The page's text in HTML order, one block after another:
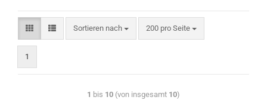
Sortieren nach 200 pro Seite
1
1 bis 10 (von insgesamt 10)